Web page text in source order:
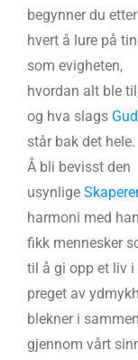
begynner du etter
hvert å lure på
som evigheten,
hvordan alt ble
og hva slags Gud
står bak det hele.
Å bli bevisst den
usynlige
harmoni med
fikk mennesker
til å gi opp et liv
preget av
blekner i
gjennom vårt